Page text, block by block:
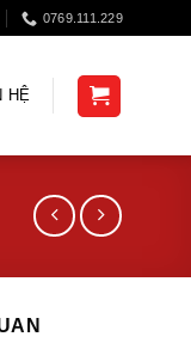
0769.111.229
HỆ